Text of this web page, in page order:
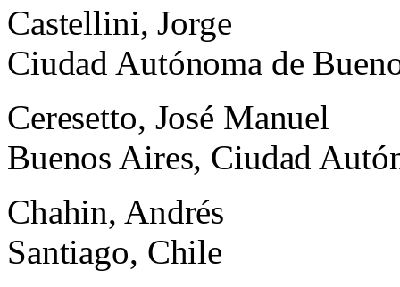
Castellini, Jorge
Ciudad Autónoma de
Ceresetto, José Manuel
Buenos Aires, Ciudad
Chahin, Andrés
Santiago, Chile